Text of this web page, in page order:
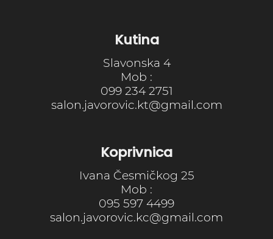
Kutina
Slavonska 4
Mob :
099 234 2751
salon.javorovic.kt@gmail.com
Koprivnica
Ivana Česmičkog 25
Mob :
095 597 4499
salon.javorovic.kc@gmail.com